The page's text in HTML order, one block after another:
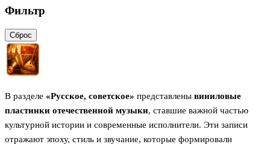
Фильтр
Сброс
В разделе «Русское, советское» представлены виниловые
пластинки отечественной музыки, ставшие важной частью
культурной истории и современные исполнители. Эти записи
отражают эпоху, стиль и звучание, которые формировали